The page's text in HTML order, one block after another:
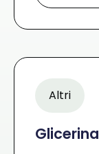
Altri
Glicerina